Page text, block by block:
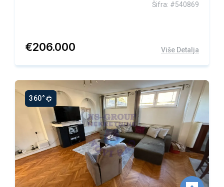
Šifra: #540869
€206.000 Više Detalja
360°
Ekskluzivna ponuda